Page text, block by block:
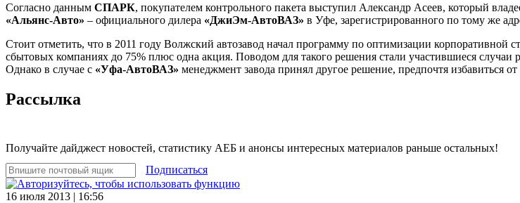
Согласно данным СПАРК, покупателем контрольного пакета выступил Александр Асеев, который
«Альянс-Авто» – официального дилера «ДжиЭм-АвтоВАЗ» в Уфе, зарегистрированного по тому же
Стоит отметить, что в 2011 году Волжский автозавод начал программу по оптимизации корпоративной
сбытовых компаниях до 75% плюс одна акция. Поводом для такого решения стали участившиеся
Однако в случае с «Уфа-АвтоВАЗ» менеджмент завода принял другое решение, предпочтя избавиться от
Рассылка
Получайте дайджест новостей, статистику АЕБ и анонсы интересных материалов раньше остальных!
Подписаться
16 июля 2013 | 16:56